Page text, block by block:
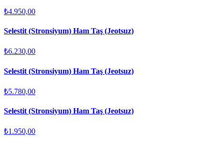
₺4.950,00
Selestit (Stronsiyum) Ham Taş (Jeotsuz)
₺6.230,00
Selestit (Stronsiyum) Ham Taş (Jeotsuz)
₺5.780,00
Selestit (Stronsiyum) Ham Taş (Jeotsuz)
₺1.950,00